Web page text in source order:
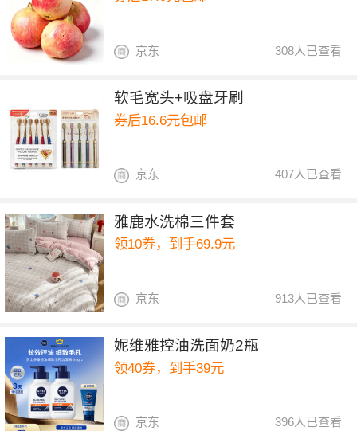
308人已查看
京东
软毛宽头+吸盘牙刷
券后16.6元包邮
407人已查看
京东
雅鹿水洗棉三件套
领10券，到手69.9元
913人已查看
京东
妮维雅控油洗面奶2瓶
领40券，到手39元
396人已查看
京东